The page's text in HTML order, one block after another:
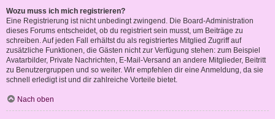
Wozu muss ich mich registrieren?
Eine Registrierung ist nicht unbedingt zwingend. Die Board-Administration
dieses Forums entscheidet, ob du registriert sein musst, um Beiträge zu
schreiben. Auf jeden Fall erhältst du als registriertes Mitglied Zugriff auf
zusätzliche Funktionen, die Gästen nicht zur Verfügung stehen: zum Beispiel
Avatarbilder, Private Nachrichten, E-Mail-Versand an andere Mitglieder, Beitritt
zu Benutzergruppen und so weiter. Wir empfehlen dir eine Anmeldung, da sie
schnell erledigt ist und dir zahlreiche Vorteile bietet.
Nach oben